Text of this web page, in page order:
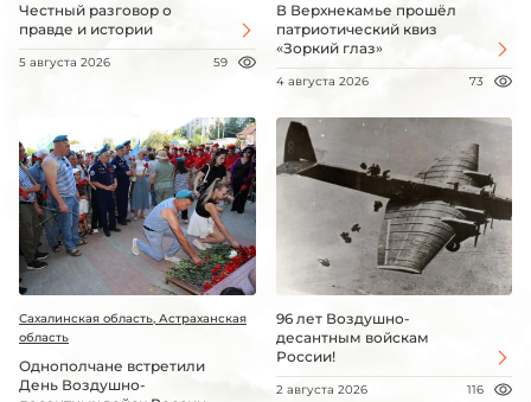
Честный разговор о
правде и истории
5 августа 2026 59
В Верхнекамье прошёл
патриотический квиз
«Зоркий глаз»
4 августа 2026 73
Сахалинская область, Астраханская
область
Однополчане встретили
День Воздушно-
96 лет Воздушно-
десантным войскам
России!
2 августа 2026 116